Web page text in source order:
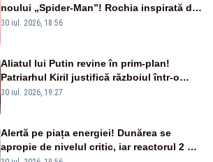
noului „Spider-Man”! Rochia inspirată de
pânza de păianjen a făcut senzație
30 iul. 2026, 18:56
Aliatul lui Putin revine în prim-plan!
Patriarhul Kiril justifică războiul într-o
nouă carte
30 iul. 2026, 19:27
Alertă pe piața energiei! Dunărea se
apropie de nivelul critic, iar reactorul 2 de